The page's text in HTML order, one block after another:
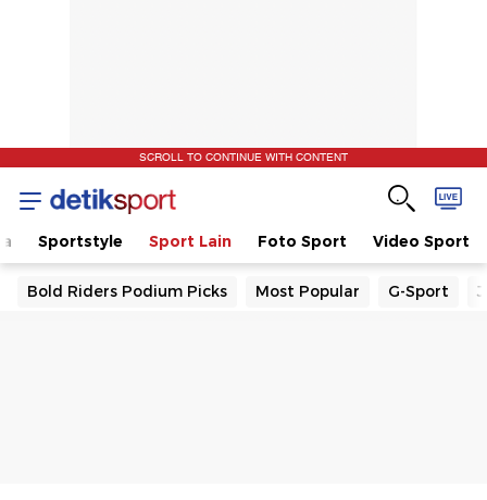
SCROLL TO CONTINUE WITH CONTENT
Sportstyle Sport Lain Foto Sport Video Sport
Bold Riders Podium Picks Most Popular G-Sport